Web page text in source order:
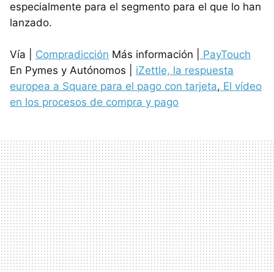
especialmente para el segmento para el que lo han
lanzado.
Vía | Compradicción Más información |
PayTouch
En Pymes y Autónomos | iZettle, la respuesta
europea a Square para el pago con tarjeta, El vídeo
en los procesos de compra y pago